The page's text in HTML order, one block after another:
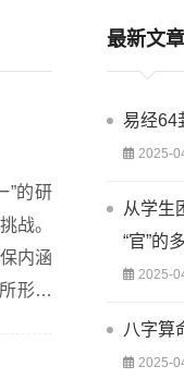
”的研
战。
内涵
最新文章
易经64
2025-
从学生
“官”的
2025-
八字算
2025-